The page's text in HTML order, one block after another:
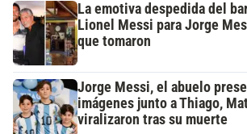
La emotiva despedida del
Lionel Messi para Jorge
que tomaron
Jorge Messi, el abuelo
imágenes junto a Thiago,
viralizaron tras su muerte